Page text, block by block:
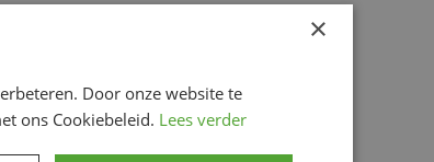
×
Door onze website te
ons Cookiebeleid. Lees verder